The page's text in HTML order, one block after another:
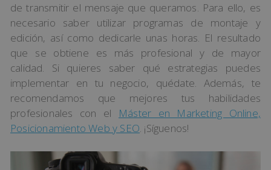
de transmitir el mensaje que queramos. Para ello, es
necesario saber utilizar programas de montaje y
edición, así como dedicarle unas horas. El resultado
que se obtiene es más profesional y de mayor
calidad. Si quieres saber qué estrategias puedes
implementar en tu negocio, quédate. Además, te
recomendamos que mejores tus habilidades
profesionales con el Máster en Marketing Online,
Posicionamiento Web y SEO. ¡Síguenos!